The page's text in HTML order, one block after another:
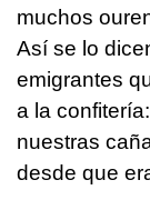
muchos
Así se lo
emigrantes
a la
nuestras
desde que